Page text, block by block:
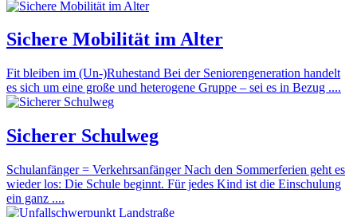
Sichere Mobilität im Alter
Fit bleiben im (Un-)Ruhestand Bei der Seniorengeneration handelt
es sich um eine große und heterogene Gruppe – sei es in Bezug ....
Sicherer Schulweg
Schulanfänger = Verkehrsanfänger Nach den Sommerferien geht es
wieder los: Die Schule beginnt. Für jedes Kind ist die Einschulung
ein ganz ....